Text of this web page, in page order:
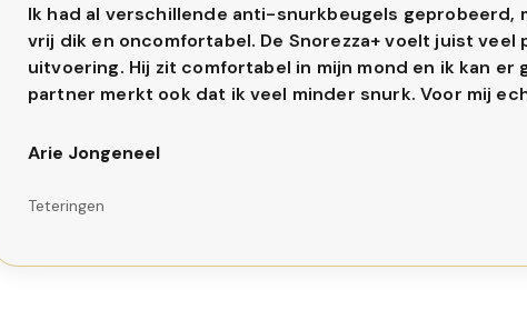
Ik had al verschillende anti-snurkbeugels geprobeerd,
vrij dik en oncomfortabel. De Snorezza+ voelt juist
uitvoering. Hij zit comfortabel in mijn mond en ik kan er
partner merkt ook dat ik veel minder snurk. Voor mij
Arie Jongeneel
Teteringen